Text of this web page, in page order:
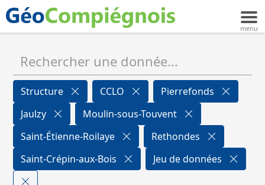
Structure CCLO
Pierrefonds
Jaulzy
Moulin-sous-Touvent
Saint-Étienne-Roilaye
Rethondes
Saint-Crépin-aux-Bois
Jeu de données